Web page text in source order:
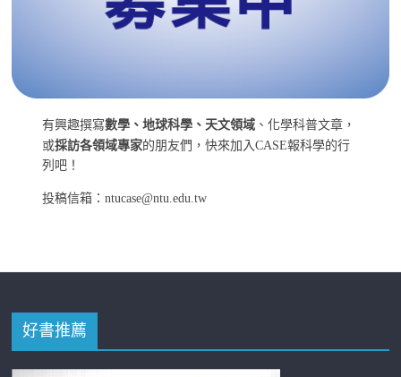
有興趣撰寫數學、地球科學、天文領域 、化學科普文章，
或採訪各領域專家的朋友們，快來加入CASE報科學的行
列吧！
投稿信箱：ntucase@ntu.edu.tw
好書推薦